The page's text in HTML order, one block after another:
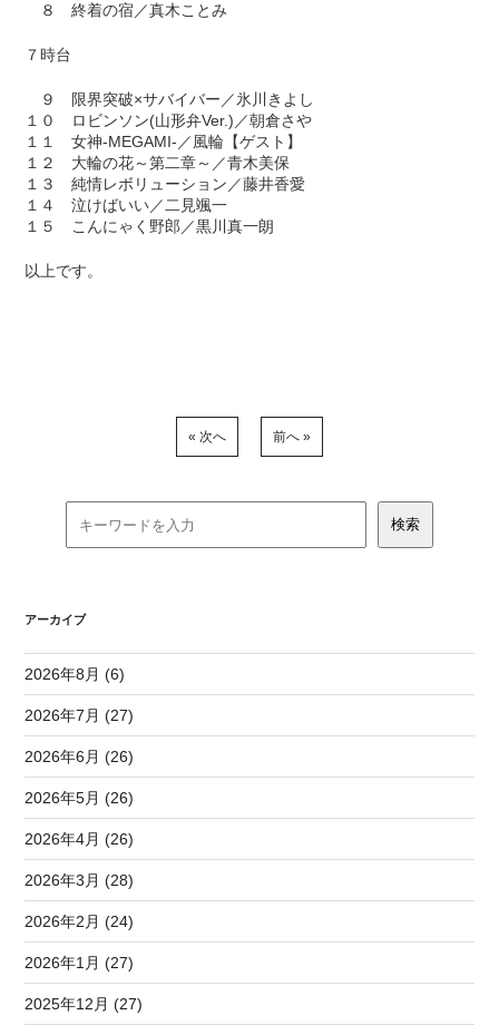
８ 終着の宿／真木ことみ
７時台
９ 限界突破×サバイバー／氷川きよし
１０ ロビンソン(山形弁Ver.)／朝倉さや
１１ 女神-MEGAMI-／風輪【ゲスト】
１２ 大輪の花～第二章～／青木美保
１３ 純情レボリューション／藤井香愛
１４ 泣けばいい／二見颯一
１５ こんにゃく野郎／黒川真一朗
以上です。
« 次へ 前へ »
アーカイブ
2026年8月 (6)
2026年7月 (27)
2026年6月 (26)
2026年5月 (26)
2026年4月 (26)
2026年3月 (28)
2026年2月 (24)
2026年1月 (27)
2025年12月 (27)